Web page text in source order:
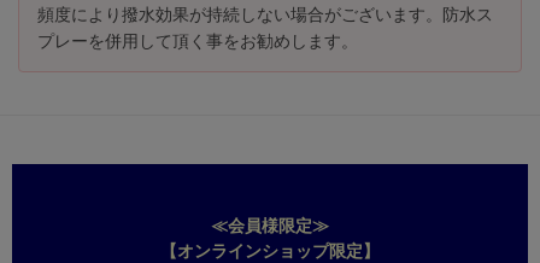
頻度により撥水効果が持続しない場合がございます。防水ス
プレーを併用して頂く事をお勧めします。
≪会員様限定≫
【オンラインショップ限定】